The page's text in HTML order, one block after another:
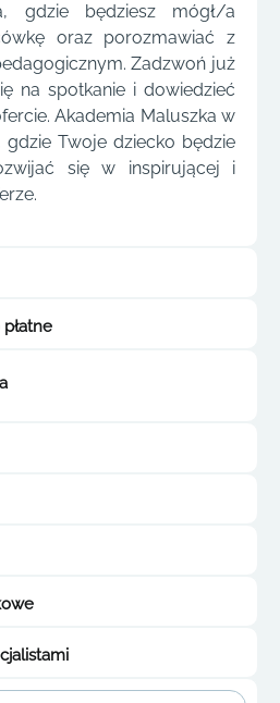
gdzie będziesz mógł/a
oraz porozmawiać z
Zadzwoń już
na spotkanie i dowiedzieć
Akademia Maluszka w
gdzie Twoje dziecko będzie
się w inspirującej i